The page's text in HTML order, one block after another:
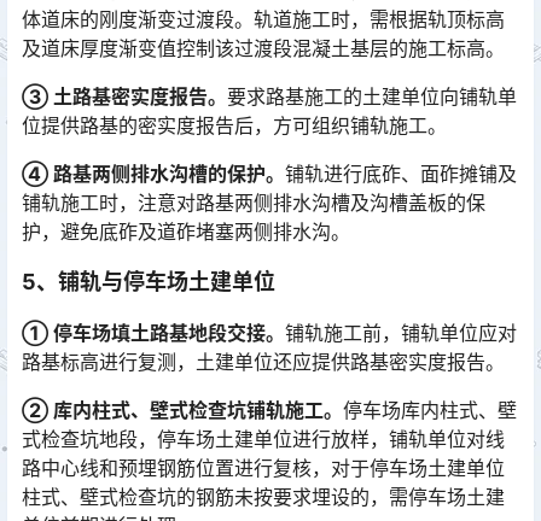
体道床的刚度渐变过渡段。轨道施工时，需根据轨顶标高
及道床厚度渐变值控制该过渡段混凝土基层的施工标高。󠅅󠅃󠄵󠅂󠄪󠇖󠆨󠆨󠇕󠆞󠆒󠅬󠇘󠆭󠆘󠇙󠆝󠅵󠇗󠆭󠆁󠄐󠇗󠅹󠅸󠇖󠆍󠅳󠇖󠅹󠅰󠇖󠆌󠅹
③ 土路基密实度报告。 要求路基施工的土建单位向铺轨单
位提供路基的密实度报告后，方可组织铺轨施工。
④ 路基两侧排水沟槽的保护。 铺轨进行底砟、面砟摊铺及
铺轨施工时，注意对路基两侧排水沟槽及沟槽盖板的保
护，避免底砟及道砟堵塞两侧排水沟。
5、 铺轨与停车场土建单位
① 停车场填土路基地段交接。 铺轨施工前，铺轨单位应对
路基标高进行复测，土建单位还应提供路基密实度报告。
② 库内柱式、壁式检查坑铺轨施工。 停车场库内柱式、壁
式检查坑地段，停车场土建单位进行放样，铺轨单位对线
路中心线和预埋钢筋位置进行复核，对于停车场土建单位
柱式、壁式检查坑的钢筋未按要求埋设的，需停车场土建